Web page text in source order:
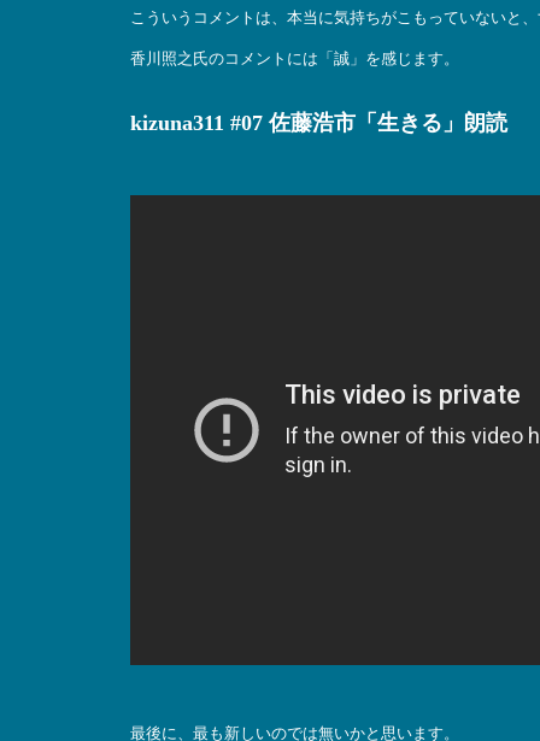
こういうコメントは、本当に気持ちがこもっていないと
香川照之氏のコメントには「誠」を感じます。
kizuna311 #07 佐藤浩市「生きる」朗読
最後に、最も新しいのでは無いかと思います。